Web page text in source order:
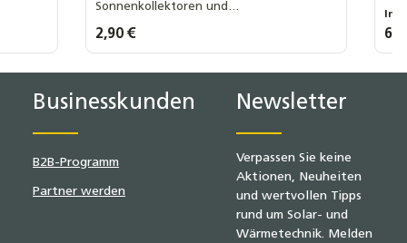
Sonnenkollektoren und
Regulärer Preis:
2,90 €
Produkt Anzahl: Gib den
Businesskunden
B2B-Programm
Partner werden
Newsletter
Verpassen Sie keine
Aktionen, Neuheiten
und wertvollen Tipps
rund um Solar- und
Wärmetechnik. Melden